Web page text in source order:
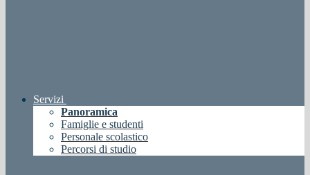
Servizi
Panoramica
Famiglie e studenti
Personale scolastico
Percorsi di studio